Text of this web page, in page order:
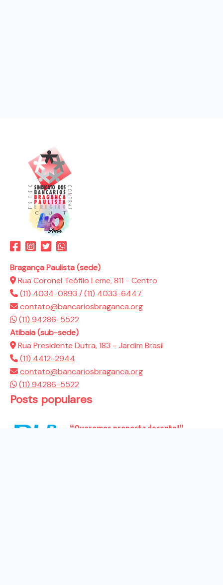
Bragança Paulista (sede)
Rua Coronel Teófilo Leme, 811 - Centro
(11) 4034-0893 /(11) 4033-6447
contato@bancariosbraganca.org
(11) 94286-5522
Atibaia (sub-sede)
Rua Presidente Dutra, 183 - Jardim Brasil
(11) 4412-2944
contato@bancariosbraganca.org
(11) 94286-5522
Posts populares
“Queremos proposta decente!”